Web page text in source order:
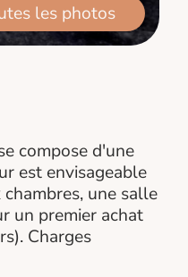
les photos
compose d'une
est envisageable
une salle
un premier achat
Charges